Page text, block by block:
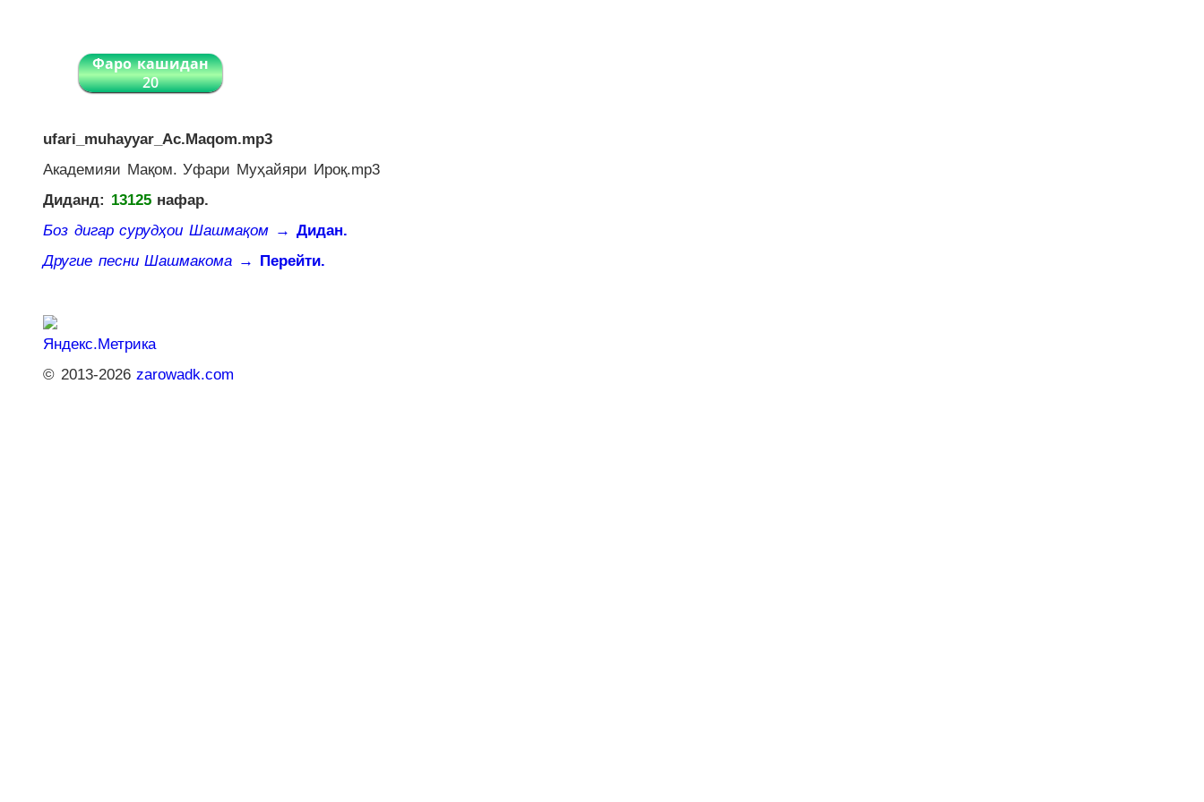
Фаро кашидан
20
ufari_muhayyar_Ac.Maqom.mp3
Академияи Мақом. Уфари Муҳайяри Ироқ.mp3
Диданд: 13125нафар.
Боз дигар сурудҳои Шашмақом → Дидан.
Другие песни Шашмакома → Перейти.
© 2013-2026zarowadk.com